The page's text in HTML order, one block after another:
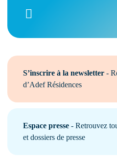
S’inscrire à la newsletter -
d’Adef Résidences
Espace presse - Retrouvez
et dossiers de presse